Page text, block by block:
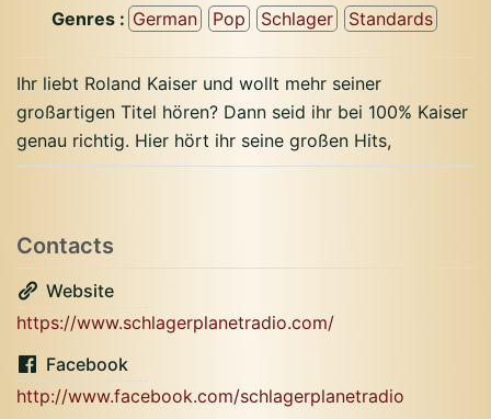
Genres : German Pop Schlager Standards
Ihr liebt Roland Kaiser und wollt mehr seiner
großartigen Titel hören? Dann seid ihr bei 100% Kaiser
genau richtig. Hier hört ihr seine großen Hits,
Contacts
Website
https://www.schlagerplanetradio.com/
Facebook
http://www.facebook.com/schlagerplanetradio